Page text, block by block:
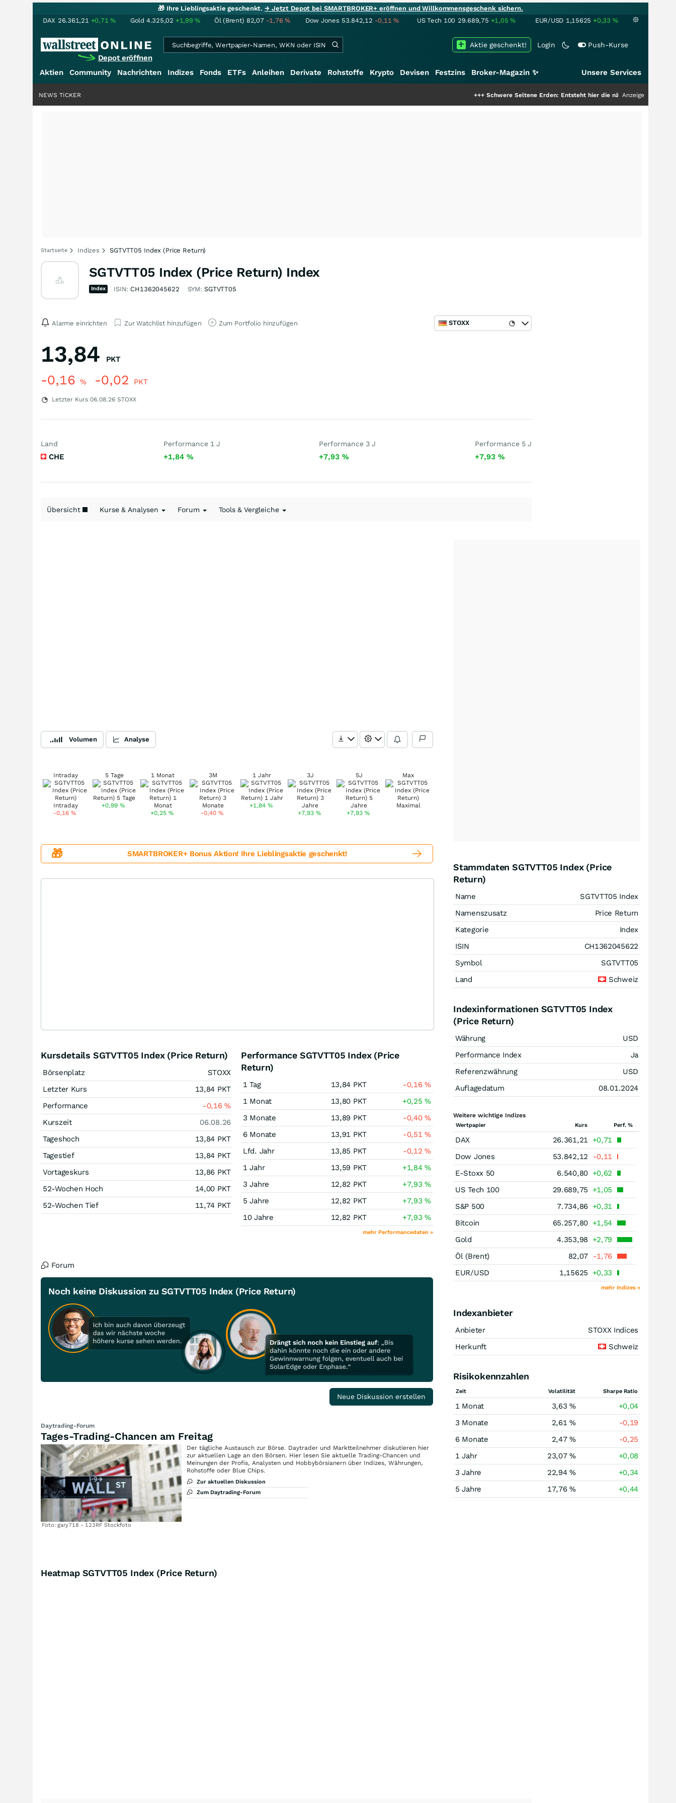
🎁 Ihre Lieblingsaktie geschenkt.→ Jetzt Depot bei SMARTBROKER+ eröffnen und Willkommensgeschenk sichern.
DAX 26.361,21 +0,71% Gold 4.325,02 +1,99% Öl (Brent) 82,07 -1,76% Dow Jones 53.842,12 -0,11% US Tech 100 29.689,75 +1,05% EUR/USD 1,15625 +0,33 %
Depot eröffnen
Login Push-Kurse
Aktie geschenkt!
Aktien Community Nachrichten Indizes Fonds ETFs Anleihen Derivate Rohstoffe Krypto Devisen Festzins Broker-Magazin ✨ Unsere Services
Schwere Seltene Erden: Entsteht hier die nächste Milliardenstory?
Anzeige
NEWS TICKER
Startseite Indizes SGTVTT05 Index (Price Return)
SGTVTT05 Index (Price Return) Index
Index ISIN: CH1362045622 SYM: SGTVTT05
Alarme einrichten Zur Watchlist hinzufügen Zum Portfolio hinzufügen STOXX
13,84 PKT
-0,16 % -0,02 PKT
Letzter Kurs 06.08.26 STOXX
Land
CHE
Performance 1 J
+1,84 %
Performance 3 J
+7,93%
Performance 5 J
+7,93 %
Übersicht Kurse & Analysen Forum Tools & Vergleiche
Volumen Analyse
Intraday
-0,16 %
5 Tage
+0,99%
1 Monat
+0,25 %
3M
-0,40 %
1 Jahr
+1,84 %
3J
+7,93 %
5J
+7,93 %
Max
🎁 SMARTBROKER+ Bonus Aktion! Ihre Lieblingsaktie geschenkt!
Kursdetails SGTVTT05 Index (Price Return)
Börsenplatz
STOXX
Letzter Kurs
13,84 PKT
Performance
-0,16%
Kurszeit
06.08.26
Tageshoch
13,84 PKT
Tagestief
13,84 PKT
Vortageskurs
13,86 PKT
52-Wochen Hoch
14,00 PKT
52-Wochen Tief
11,74 PKT
Performance SGTVTT05 Index (Price
Return)
1 Tag 13,84 PKT -0,16%
1 Monat
13,80 PKT +0,25%
3 Monate
13,89 PKT -0,40%
6 Monate
13,91 PKT -0,51%
Lfd. Jahr
13,85 PKT -0,12%
1 Jahr
13,59 PKT +1,84%
3 Jahre
12,82 PKT +7,93%
5 Jahre
12,82 PKT +7,93%
10 Jahre
12,82 PKT +7,93%
mehr Performancedaten »
Forum
Noch keine Diskussion zu SGTVTT05 Index (Price Return)
Neue Diskussion erstellen
Daytrading-Forum
Tages-Trading-Chancen am Freitag
Foto: gary718 - 123RF Stockfoto
Der tägliche Austausch zur Börse. Daytrader und Marktteilnehmer diskutieren hier
zur aktuellen Lage an den Börsen. Hier lesen Sie aktuelle Trading-Chancen und
Meinungen der Profis, Analysten und Hobbybörsianern über Indizes, Währungen,
Rohstoffe oder Blue Chips.
Zur aktuellen Diskussion
Zum Daytrading-Forum
Stammdaten SGTVTT05 Index (Price
Return)
Name
SGTVTT05 Index
Namenszusatz
Price Return
Kategorie
Index
ISIN
CH1362045622
Symbol
SGTVTT05
Land
Schweiz
Indexinformationen SGTVTT05 Index
(Price Return)
Währung
USD
Performance Index
Ja
Referenzwährung
USD
Auflagedatum
08.01.2024
Weitere wichtige Indizes
Wertpapier Kurs Perf. %
DAX 26.361,21 +0,71
Dow Jones
53.842,12
-0,11
E-Stoxx 50
6.540,80 +0,62
US Tech 100
29.689,75
+1,05
S&P 500
7.734,86 +0,31
Bitcoin
65.257,80 +1,54
Gold
4.353,98
+2,79
Öl (Brent)
82,07
-1,76
EUR/USD
1,15625 +0,33
mehr Indizes »
Indexanbieter
Anbieter
STOXX Indices
Herkunft
Schweiz
Risikokennzahlen
Zeit Volatilität Sharpe Ratio
1 Monat 3,63 %
+0,04
3 Monate
2,61 %
-0,19
6 Monate
2,47 %
-0,25
1 Jahr
23,07 %
+0,08
3 Jahre
22,94 %
+0,34
5 Jahre
17,76 % +0,44
Heatmap SGTVTT05 Index (Price Return)